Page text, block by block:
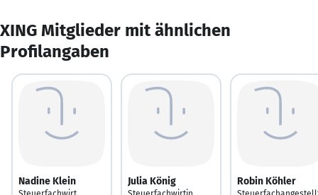
XING Mitglieder mit ähnlichen
Profilangaben
Nadine Klein Julia König Robin Köhler